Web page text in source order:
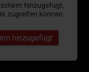
hinzugefügt,
zugreifen können.
hinzugefügt